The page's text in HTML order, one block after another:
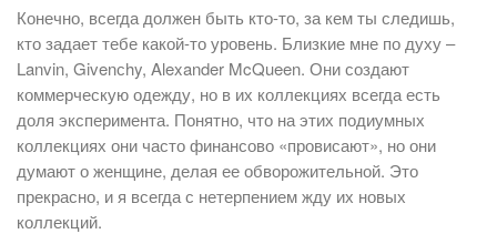
Конечно, всегда должен быть кто-то, за кем ты следишь,
кто задает тебе какой-то уровень. Близкие мне по духу –
Lanvin, Givenсhy, Alexander McQueen. Они создают
коммерческую одежду, но в их коллекциях всегда есть
доля эксперимента. Понятно, что на этих подиумных
коллекциях они часто финансово «провисают», но они
думают о женщине, делая ее обворожительной. Это
прекрасно, и я всегда с нетерпением жду их новых
коллекций.